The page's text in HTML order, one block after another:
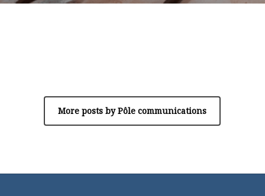
More posts by Pôle communications